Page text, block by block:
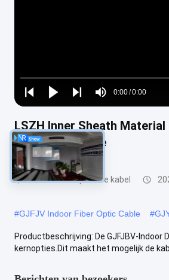
Play
Play
Play
Mute
Time
0:00/0:00
Loaded:
0%
LSZH Inner Sheath
kernconfiguratie
Binnenvezel optische kabel
#GJFJV Indoor Fiber Optic Cable #
Productbeschrijving: De GJFJBV-
kernopties.Dit maakt het mogelijk de